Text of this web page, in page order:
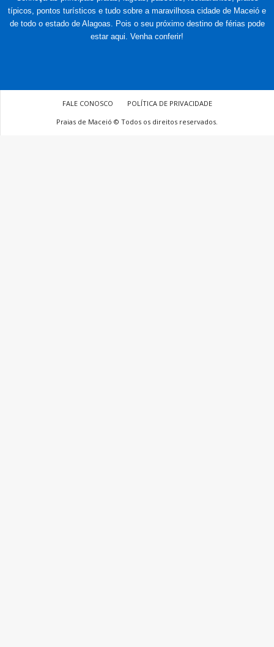
típicos, pontos turísticos e tudo sobre a maravilhosa cidade de Maceió e
de todo o estado de Alagoas. Pois o seu próximo destino de férias pode
estar aqui. Venha conferir!
FALE CONOSCO
POLÍTICA DE PRIVACIDADE
Praias de Maceió © Todos os direitos reservados.